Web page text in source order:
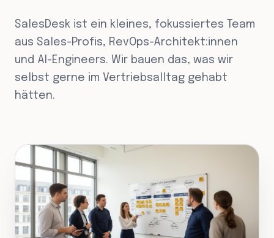
SalesDesk ist ein kleines, fokussiertes Team
aus Sales-Profis, RevOps-Architekt:innen
und AI-Engineers. Wir bauen das, was wir
selbst gerne im Vertriebsalltag gehabt
hätten.